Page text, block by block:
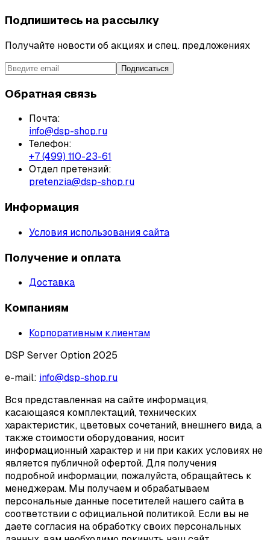
Подпишитесь на рассылку
Получайте новости об акциях и спец. предложениях
Подписаться
Обратная связь
Почта:
info@dsp-shop.ru
Телефон:
+7 (499) 110-23-61
Отдел претензий:
pretenzia@dsp-shop.ru
Информация
Условия использования сайта
Получение и оплата
Доставка
Компаниям
Корпоративным клиентам
DSP Server Option 2025
e-mail: info@dsp-shop.ru
Вся представленная на сайте информация,
касающаяся комплектаций, технических
характеристик, цветовых сочетаний, внешнего вида, а
также стоимости оборудования, носит
информационный характер и ни при каких условиях не
является публичной офертой. Для получения
подробной информации, пожалуйста, обращайтесь к
менеджерам. Мы получаем и обрабатываем
персональные данные посетителей нашего сайта в
соответствии с официальной политикой. Если вы не
даете согласия на обработку своих персональных